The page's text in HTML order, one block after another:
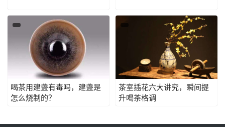
喝茶用建盏有毒吗，建盏是
怎么烧制的？
茶室插花六大讲究，瞬间提
升喝茶格调